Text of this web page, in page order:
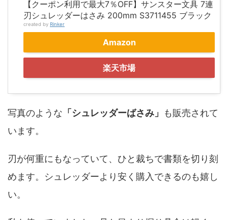
【クーポン利用で最大7％OFF】サンスター文具 7連
刃シュレッダーはさみ 200mm S3711455 ブラック
created by Rinker
Amazon
楽天市場
写真のような 「シュレッダーばさみ」
も販売されて
います。
刃が何重にもなっていて、ひと裁ちで書類を切り刻
めます。シュレッダーより安く購入できるのも嬉し
い。